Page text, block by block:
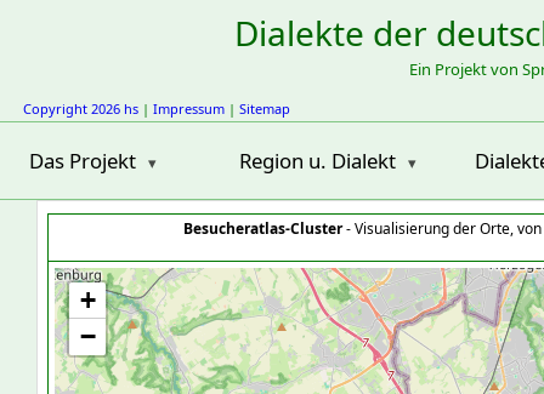
Dialekte der
Ein Projekt von
Copyright 2026 hs | Impressum | Sitemap
Das Projekt Region u. Dialekt
Besucheratlas-Cluster- Visualisierung der Orte,
+
−